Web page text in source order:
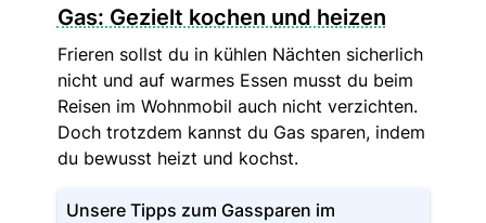
Gas: Gezielt kochen und heizen
Frieren sollst du in kühlen Nächten sicherlich
nicht und auf warmes Essen musst du beim
Reisen im Wohnmobil auch nicht verzichten.
Doch trotzdem kannst du Gas sparen, indem
du bewusst heizt und kochst.
Unsere Tipps zum Gassparen im